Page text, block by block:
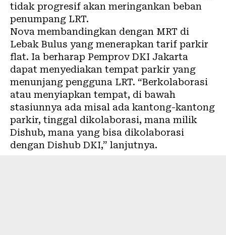
tidak progresif akan meringankan beban
penumpang LRT.
Nova membandingkan dengan MRT di
Lebak Bulus yang menerapkan tarif parkir
flat. Ia berharap Pemprov DKI Jakarta
dapat menyediakan tempat parkir yang
menunjang pengguna LRT. “Berkolaborasi
atau menyiapkan tempat, di bawah
stasiunnya ada misal ada kantong-kantong
parkir, tinggal dikolaborasi, mana milik
Dishub, mana yang bisa dikolaborasi
dengan Dishub DKI,” lanjutnya.